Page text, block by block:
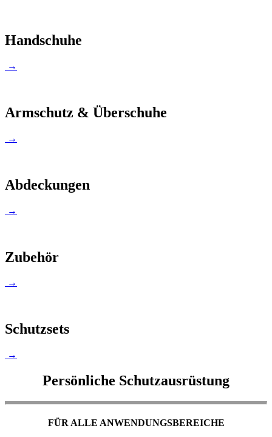
Handschuhe
→
Armschutz & Überschuhe
→
Abdeckungen
→
Zubehör
→
Schutzsets
→
Persönliche Schutzausrüstung
FÜR ALLE ANWENDUNGSBEREICHE